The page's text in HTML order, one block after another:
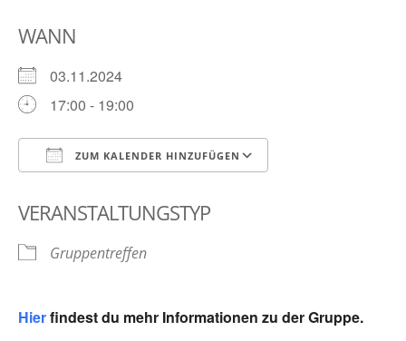
WANN
03.11.2024
17:00 - 19:00
ZUM KALENDER HINZUFÜGEN
VERANSTALTUNGSTYP
Gruppentreffen
Hierfindest du mehr Informationen zu der Gruppe.